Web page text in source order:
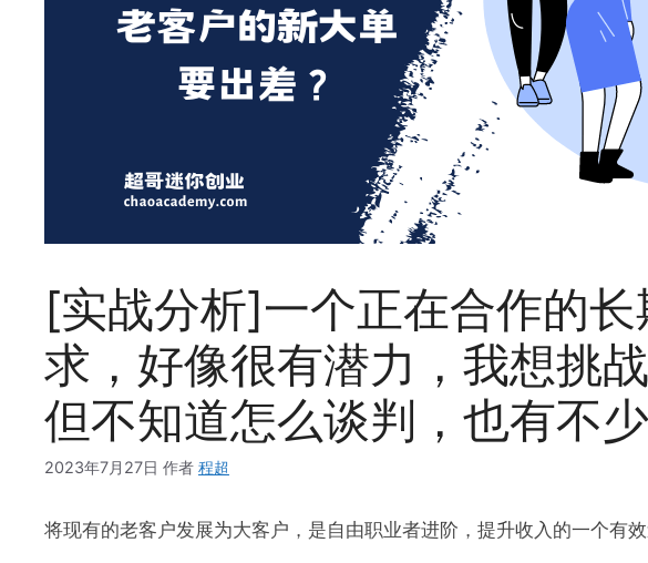
[实战分析]一个正在合作的
求，好像很有潜力，我想挑
但不知道怎么谈判，也有不
2023年7月27日 作者 程超
将现有的老客户发展为大客户，是自由职业者进阶，提升收入的一个有效